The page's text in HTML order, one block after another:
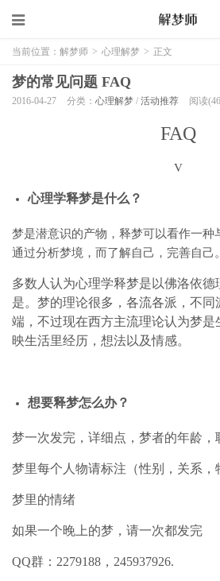
当前位置： 解梦师 > 心理解梦 > 正文
梦的常见问题 FAQ
2016-04-27 分类： 心理解梦 / 活动推荐 阅读
FAQ
V
心理学释梦是什么？
梦是潜意识的产物，释梦可以看作一种
通过分析梦境，而了解自己，完善自己。
多数人认为心理学释梦是以佛洛依德
是。梦的理论很多，各流各派，不
端，不过现在西方主流理论认为梦是
映生活里经历，想法以及情感。
想要释梦怎么办？
梦一次发完，详细点，梦者的年龄，
梦里每个人物请标注（性别，关系，
梦里的情绪
如果一个晚上的梦，请一次都发完
QQ群：2279188，245937926.